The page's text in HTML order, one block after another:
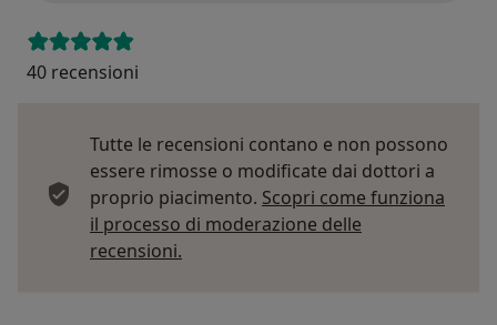
40 recensioni
Tutte le recensioni contano e non possono
essere rimosse o modificate dai dottori a
proprio piacimento. Scopri come funziona
il processo di moderazione delle
recensioni.